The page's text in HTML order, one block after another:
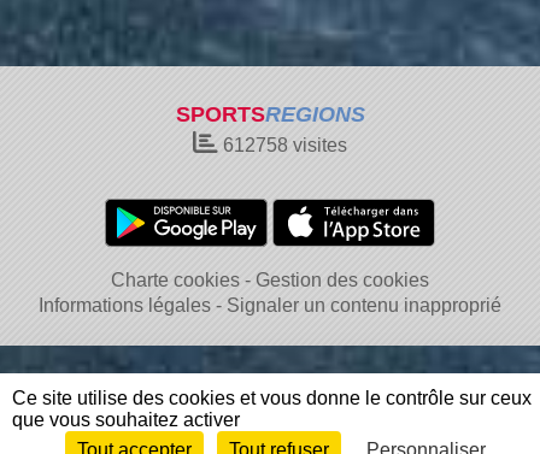
SPORTSREGIONS
612758 visites
Charte cookies
Gestion des cookies
Informations légales
Signaler un contenu inapproprié
Ce site utilise des cookies et vous donne le contrôle sur ceux
que vous souhaitez activer
Tout accepter
Tout refuser Personnaliser